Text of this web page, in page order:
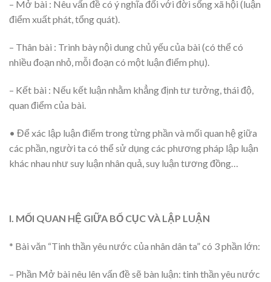
– Mở bài : Nêu vấn đề có ý nghĩa đối với đời sống xã hội (luận
điểm xuất phát, tổng quát).
– Thân bài : Trình bày nội dung chủ yếu của bài (có thể có
nhiều đoạn nhỏ, mỗi đoạn có một luận điểm phụ).
– Kết bài : Nếu kết luận nhằm khẳng định tư tưởng, thái độ,
quan điểm của bài.
• Để xác lập luận điểm trong từng phần và mối quan hệ giữa
các phần, người ta có thể sử dụng các phương pháp lập luận
khác nhau như suy luận nhân quả, suy luận tương đồng…
I. MỐI QUAN HỆ GIỮA BỐ CỤC VÀ LẬP LUẬN
* Bài văn “Tinh thần yêu nước của nhân dân ta” có 3 phần lớn:
– Phần Mở bài nêu lên vấn đề sẽ bàn luận: tinh thần yêu nước